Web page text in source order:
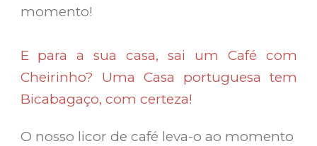
momento!
E para a sua casa, sai um Café com
Cheirinho? Uma Casa portuguesa tem
Bicabagaço, com certeza!
O nosso licor de café leva-o ao momento